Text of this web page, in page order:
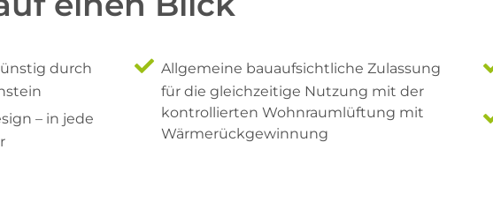
durch
– in jede
Allgemeine bauaufsichtliche Zulassung
für die gleichzeitige Nutzung mit der
kontrollierten Wohnraumlüftung mit
Wärmerückgewinnung